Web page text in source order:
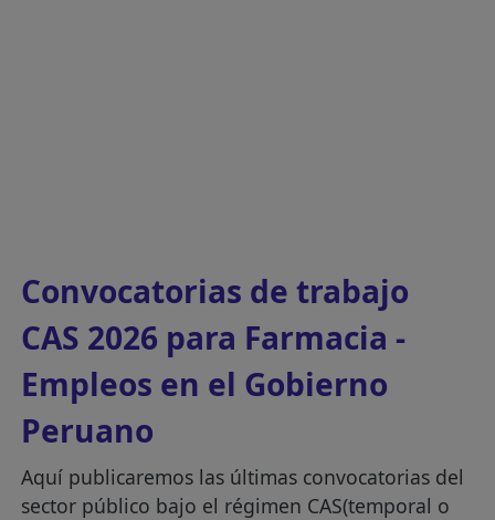
Convocatorias de trabajo
CAS 2026 para Farmacia -
Empleos en el Gobierno
Peruano
Aquí publicaremos las últimas convocatorias del
sector público bajo el régimen CAS(temporal o